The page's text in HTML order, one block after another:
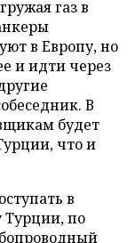
газ в
в Европу, но
и идти через
В
будет
что и
в
Турции, по